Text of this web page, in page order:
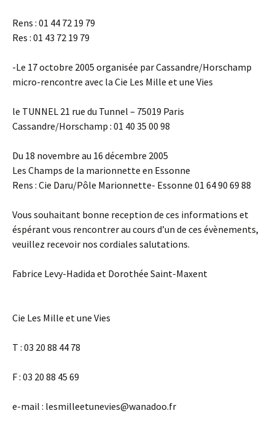
Rens : 01 44 72 19 79
Res : 01 43 72 19 79
-Le 17 octobre 2005 organisée par Cassandre/Horschamp
micro-rencontre avec la Cie Les Mille et une Vies
le TUNNEL 21 rue du Tunnel – 75019 Paris
Cassandre/Horschamp : 01 40 35 00 98
Du 18 novembre au 16 décembre 2005
Les Champs de la marionnette en Essonne
Rens : Cie Daru/Pôle Marionnette- Essonne 01 64 90 69 88
Vous souhaitant bonne reception de ces informations et
éspérant vous rencontrer au cours d’un de ces évènements,
veuillez recevoir nos cordiales salutations.
Fabrice Levy-Hadida et Dorothée Saint-Maxent
Cie Les Mille et une Vies
T : 03 20 88 44 78
F : 03 20 88 45 69
e-mail : lesmilleetunevies@wanadoo.fr